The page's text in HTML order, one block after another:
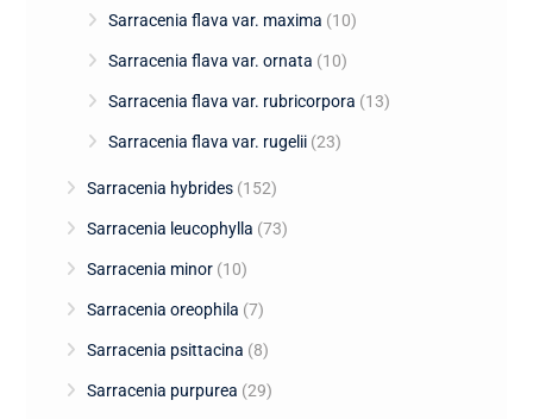
Sarracenia flava var. maxima (10)
Sarracenia flava var. ornata (10)
Sarracenia flava var. rubricorpora (13)
Sarracenia flava var. rugelii (23)
Sarracenia hybrides (152)
Sarracenia leucophylla (73)
Sarracenia minor (10)
Sarracenia oreophila (7)
Sarracenia psittacina (8)
Sarracenia purpurea (29)